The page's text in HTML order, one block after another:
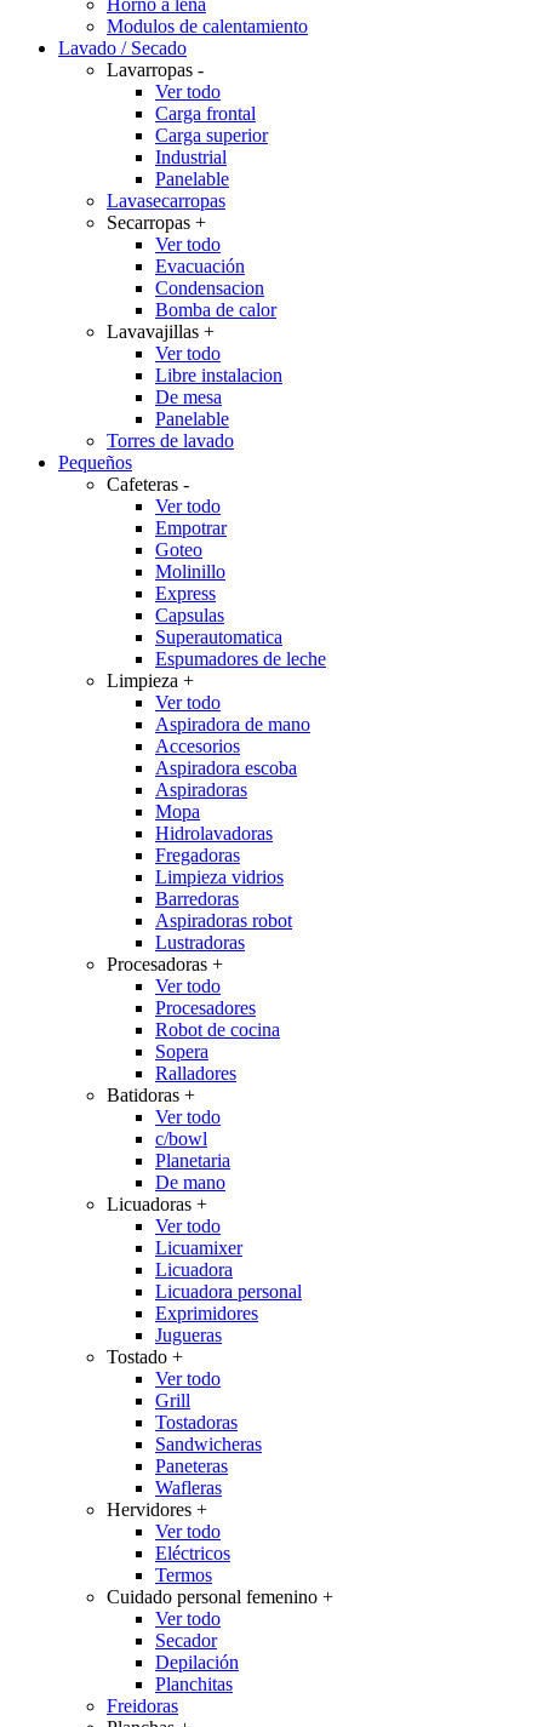
Horno a leña
Modulos de calentamiento
Lavado / Secado
Lavarropas -
Ver todo
Carga frontal
Carga superior
Industrial
Panelable
Lavasecarropas
Secarropas +
Ver todo
Evacuación
Condensacion
Bomba de calor
Lavavajillas +
Ver todo
Libre instalacion
De mesa
Panelable
Torres de lavado
Pequeños
Cafeteras -
Ver todo
Empotrar
Goteo
Molinillo
Express
Capsulas
Superautomatica
Espumadores de leche
Limpieza +
Ver todo
Aspiradora de mano
Accesorios
Aspiradora escoba
Aspiradoras
Mopa
Hidrolavadoras
Fregadoras
Limpieza vidrios
Barredoras
Aspiradoras robot
Lustradoras
Procesadoras +
Ver todo
Procesadores
Robot de cocina
Sopera
Ralladores
Batidoras +
Ver todo
c/bowl
Planetaria
De mano
Licuadoras +
Ver todo
Licuamixer
Licuadora
Licuadora personal
Exprimidores
Jugueras
Tostado +
Ver todo
Grill
Tostadoras
Sandwicheras
Paneteras
Wafleras
Hervidores +
Ver todo
Eléctricos
Termos
Cuidado personal femenino +
Ver todo
Secador
Depilación
Planchitas
Freidoras